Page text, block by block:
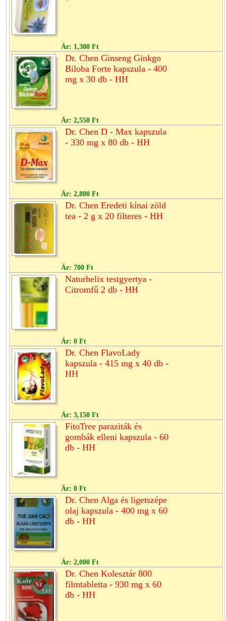
Ár: 1,300 Ft
Dr. Chen Ginseng Ginkgo
Biloba Forte kapszula - 400
mg x 30 db - HH
Ár: 2,550 Ft
Dr. Chen D - Max kapszula
- 330 mg x 80 db - HH
Ár: 2,800 Ft
Dr. Chen Eredeti kínai zöld
tea - 2 g x 20 filteres - HH
Ár: 700 Ft
Naturhelix testgyertya -
Citromfű 2 db - HH
Ár: 0 Ft
Dr. Chen FlavoLady
kapszula - 415 mg x 40 db -
HH
Ár: 3,150 Ft
FitoTree paraziták és
gombák elleni kapszula - 60
db - HH
Ár: 0 Ft
Dr. Chen Alga és ligetszépe
olaj kapszula - 400 mg x 60
db - HH
Ár: 2,000 Ft
Dr. Chen Kolesztár 800
filmtabletta - 930 mg x 60
db - HH